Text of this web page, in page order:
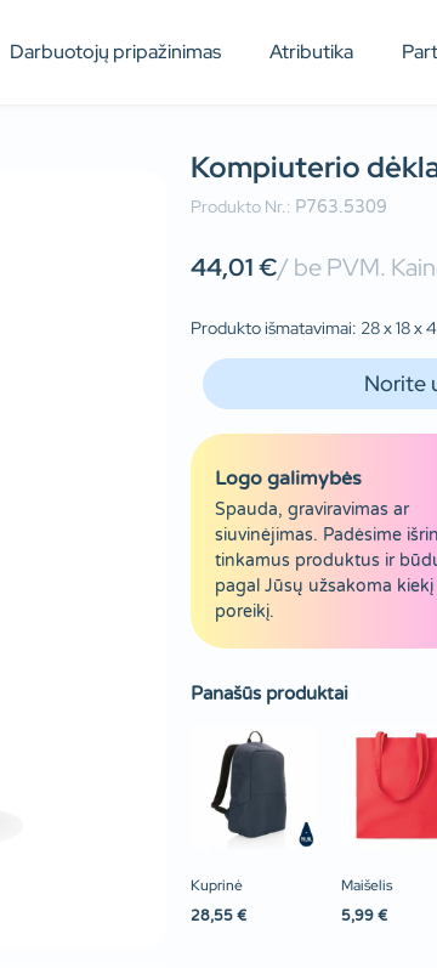
Darbuotojų pripažinimas Atributika
Kompiuterio
Produkto Nr.: P763.5309
44,01€/ be PVM.
Produkto išmatavimai: 28 x 18 x
Norite
Logo galimybės
Spauda, graviravimas ar
siuvinėjimas. Padėsime
tinkamus produktus ir
pagal Jūsų užsakoma kiekį
poreikį.
Panašūs produktai
Kuprinė
28,55 €
Maišelis
5,99 €